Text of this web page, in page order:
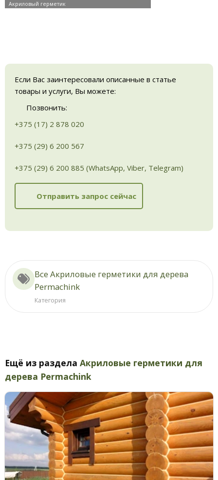
Если Вас заинтересовали описанные в статье
товары и услуги, Вы можете:
Позвонить:
+375 (17) 2 878 020
+375 (29) 6 200 567
+375 (29) 6 200 885 (WhatsApp, Viber, Telegram)
Отправить запрос сейчас
Все Акриловые герметики для дерева
Permachink
Категория
Ещё из раздела Акриловые герметики для
дерева Permachink